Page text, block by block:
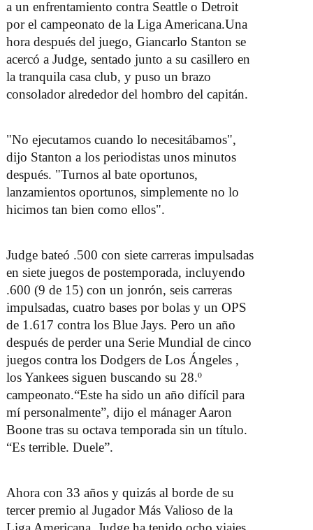
a un enfrentamiento contra Seattle o Detroit
por el campeonato de la Liga Americana.Una
hora después del juego, Giancarlo Stanton se
acercó a Judge, sentado junto a su casillero en
la tranquila casa club, y puso un brazo
consolador alrededor del hombro del capitán.
"No ejecutamos cuando lo necesitábamos",
dijo Stanton a los periodistas unos minutos
después. "Turnos al bate oportunos,
lanzamientos oportunos, simplemente no lo
hicimos tan bien como ellos".
Judge bateó .500 con siete carreras impulsadas
en siete juegos de postemporada, incluyendo
.600 (9 de 15) con un jonrón, seis carreras
impulsadas, cuatro bases por bolas y un OPS
de 1.617 contra los Blue Jays. Pero un año
después de perder una Serie Mundial de cinco
juegos contra los Dodgers de Los Ángeles ,
los Yankees siguen buscando su 28.º
campeonato.“Este ha sido un año difícil para
mí personalmente”, dijo el mánager Aaron
Boone tras su octava temporada sin un título.
“Es terrible. Duele”.
Ahora con 33 años y quizás al borde de su
tercer premio al Jugador Más Valioso de la